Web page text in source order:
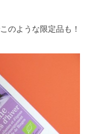
のような限定品も！